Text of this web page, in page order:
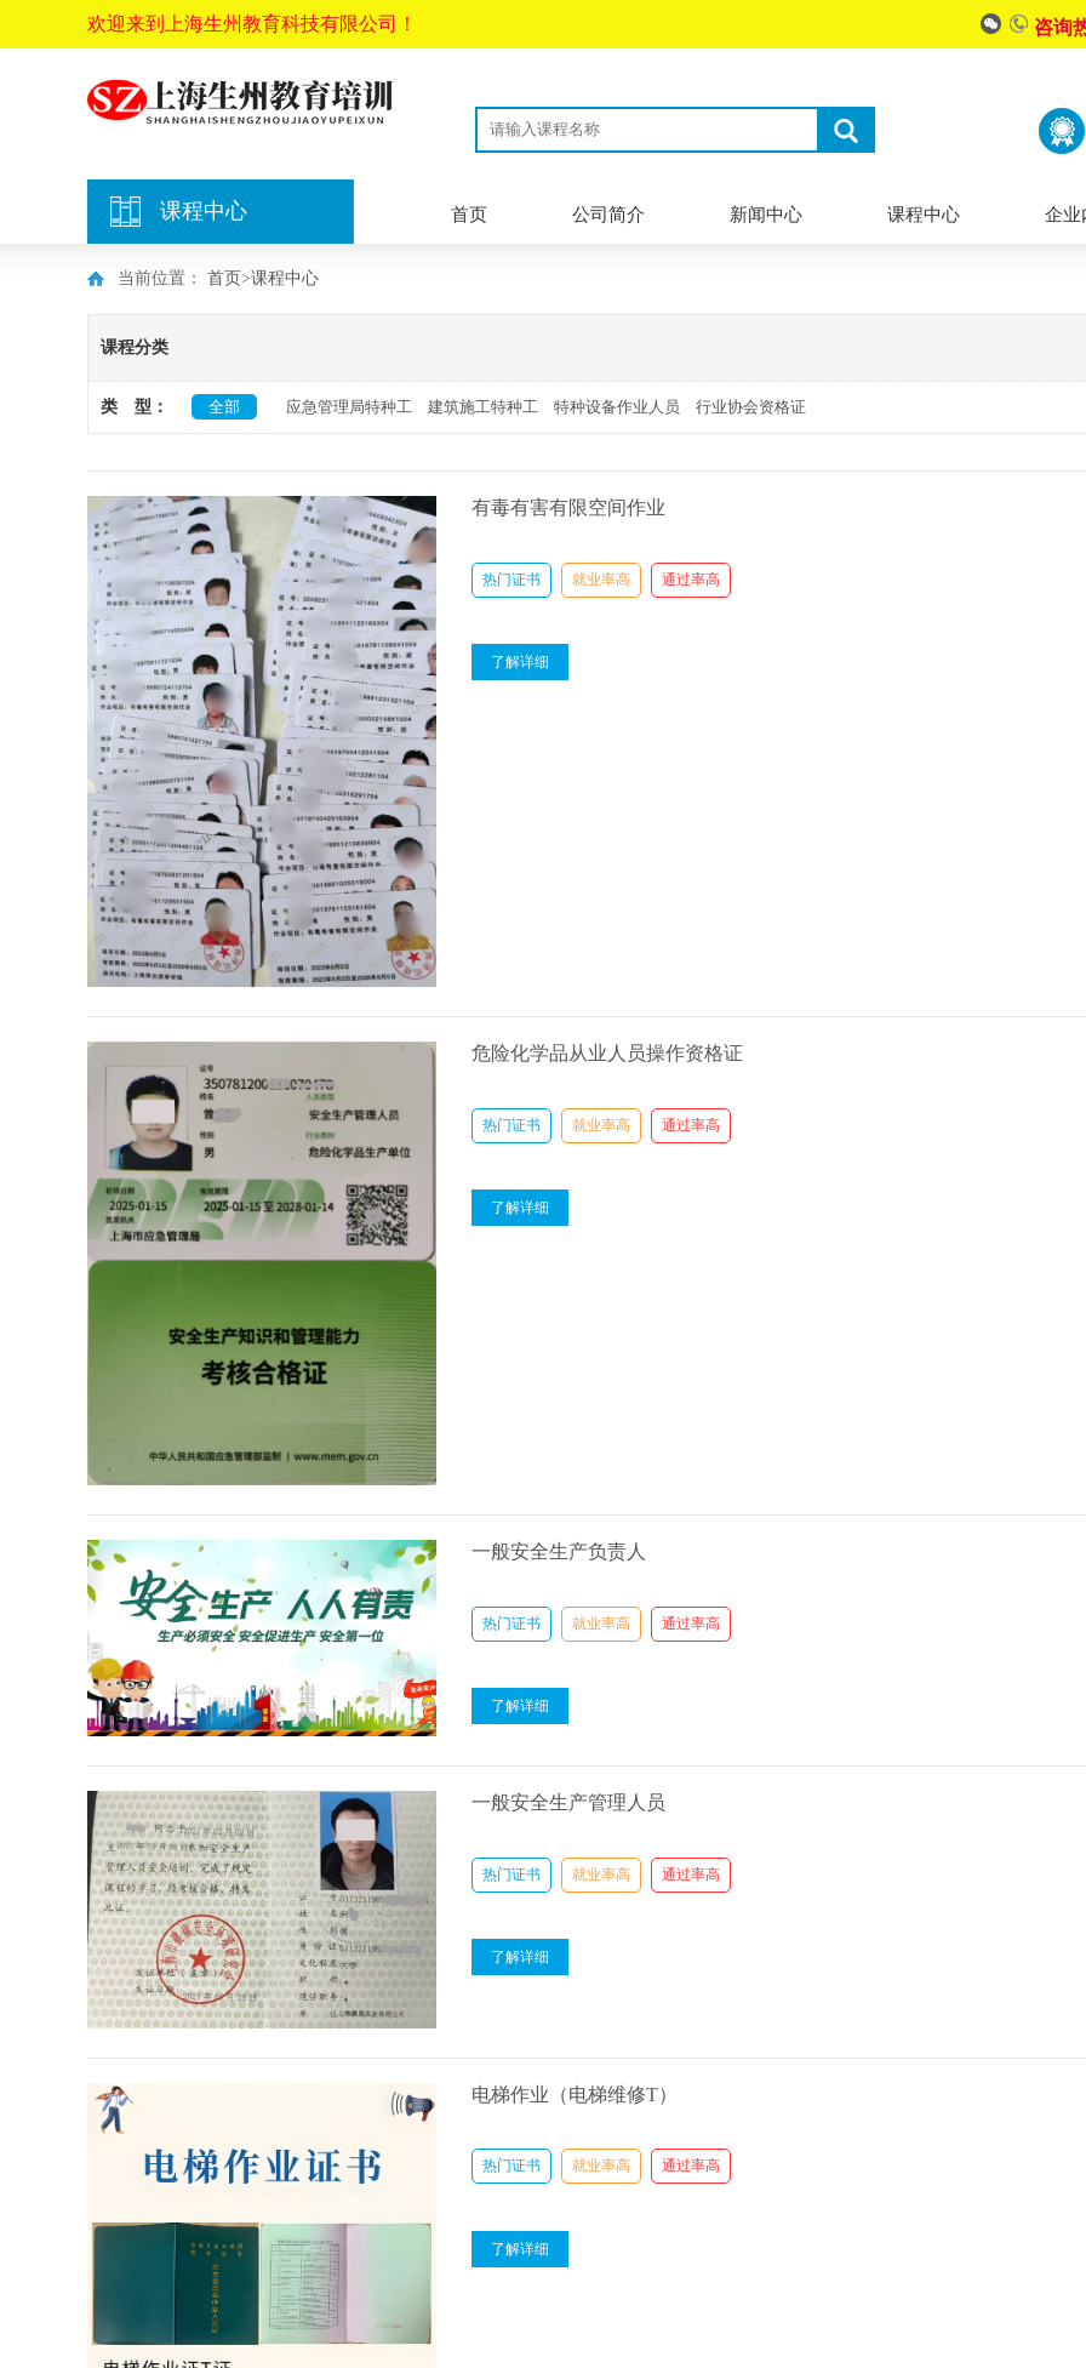
欢迎来到上海生州教育科技有限公司！ 咨询
课程中心 首页 公司简介 新闻中心 课程中心 企业
当前位置： 首页>课程中心
课程分类
类 型： 全部 应急管理局特种工 建筑施工特种工 特种设备作业人员 行业协会资格证
有毒有害有限空间作业
热门证书 就业率高 通过率高
了解详细
危险化学品从业人员操作资格证
热门证书 就业率高 通过率高
了解详细
一般安全生产负责人
热门证书 就业率高 通过率高
了解详细
一般安全生产管理人员
热门证书 就业率高 通过率高
了解详细
电梯作业（电梯维修T）
热门证书 就业率高 通过率高
了解详细